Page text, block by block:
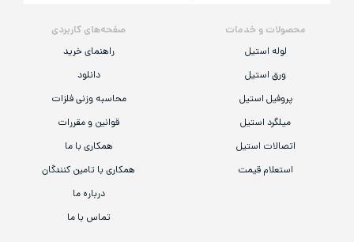
محصولات و خدمات
لوله استیل
ورق استیل
پروفیل استیل
میلگرد استیل
اتصالات استیل
استعلام قیمت
صفحه‌های کاربردی
راهنمای خرید
دانلود
محاسبه وزنی فلزات
قوانین و مقررات
همکاری با ما
همکاری با تامین کنندگان
درباره ما
تماس با ما